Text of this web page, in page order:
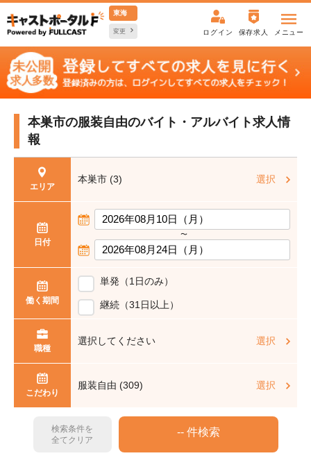
東海
変更 ログイン 保存求人 メニュー
本巣市の服装自由のバイト・アルバイト求人情
報
エリア
本巣市 (3) 選択
日付
〜
働く期間
単発（1日のみ）
継続（31日以上）
職種
選択してください 選択
こだわり
服装自由 (309) 選択
検索条件を
全てクリア